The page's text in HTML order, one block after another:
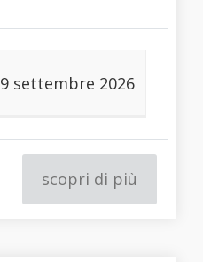
9 settembre 2026
scopri di più